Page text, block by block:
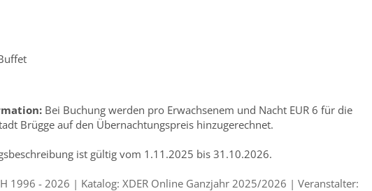
Bei Buchung werden pro Erwachsenem und Nacht EUR 6 für die
Brügge auf den Übernachtungspreis hinzugerechnet.
ist gültig vom 1.11.2025 bis 31.10.2026.
1996 - 2026 | Katalog: XDER Online Ganzjahr 2025/2026 | Veranstalter: